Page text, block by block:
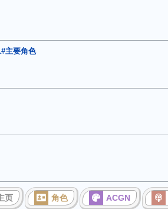
主要角色
页 角色 ACGN